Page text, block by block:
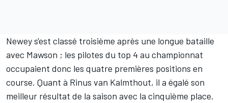
Newey s'est classé troisième après une longue bataille
avec Mawson ; les pilotes du top 4 au championnat
occupaient donc les quatre premières positions en
course. Quant à Rinus van Kalmthout, il a égalé son
meilleur résultat de la saison avec la cinquième place.